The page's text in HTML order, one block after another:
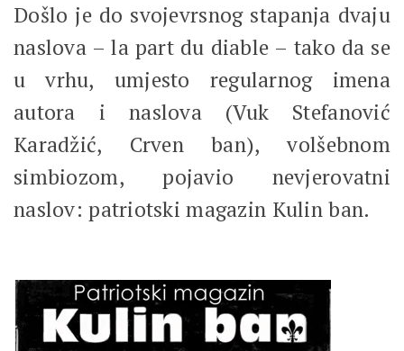
Došlo je do svojevrsnog stapanja dvaju
naslova – la part du diable – tako da se
u vrhu, umjesto regularnog imena
autora i naslova (Vuk Stefanović
Karadžić, Crven ban), volšebnom
simbiozom, pojavio nevjerovatni
naslov: patriotski magazin Kulin ban.